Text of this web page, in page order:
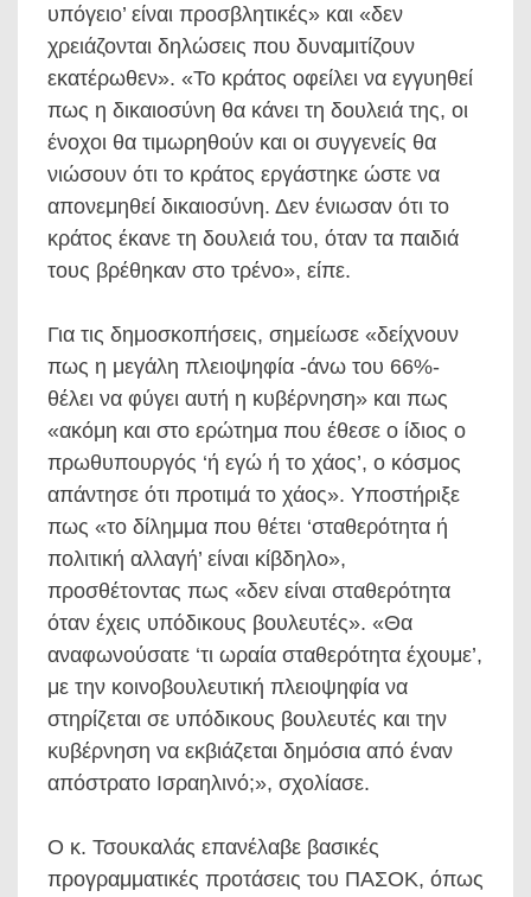
υπόγειο’ είναι προσβλητικές» και «δεν
χρειάζονται δηλώσεις που δυναμιτίζουν
εκατέρωθεν». «Το κράτος οφείλει να εγγυηθεί
πως η δικαιοσύνη θα κάνει τη δουλειά της, οι
ένοχοι θα τιμωρηθούν και οι συγγενείς θα
νιώσουν ότι το κράτος εργάστηκε ώστε να
απονεμηθεί δικαιοσύνη. Δεν ένιωσαν ότι το
κράτος έκανε τη δουλειά του, όταν τα παιδιά
τους βρέθηκαν στο τρένο», είπε.
Για τις δημοσκοπήσεις, σημείωσε «δείχνουν
πως η μεγάλη πλειοψηφία -άνω του 66%-
θέλει να φύγει αυτή η κυβέρνηση» και πως
«ακόμη και στο ερώτημα που έθεσε ο ίδιος ο
πρωθυπουργός ‘ή εγώ ή το χάος’, ο κόσμος
απάντησε ότι προτιμά το χάος». Υποστήριξε
πως «το δίλημμα που θέτει ‘σταθερότητα ή
πολιτική αλλαγή’ είναι κίβδηλο»,
προσθέτοντας πως «δεν είναι σταθερότητα
όταν έχεις υπόδικους βουλευτές». «Θα
αναφωνούσατε ‘τι ωραία σταθερότητα έχουμε’,
με την κοινοβουλευτική πλειοψηφία να
στηρίζεται σε υπόδικους βουλευτές και την
κυβέρνηση να εκβιάζεται δημόσια από έναν
απόστρατο Ισραηλινό;», σχολίασε.
Ο κ. Τσουκαλάς επανέλαβε βασικές
προγραμματικές προτάσεις του ΠΑΣΟΚ, όπως